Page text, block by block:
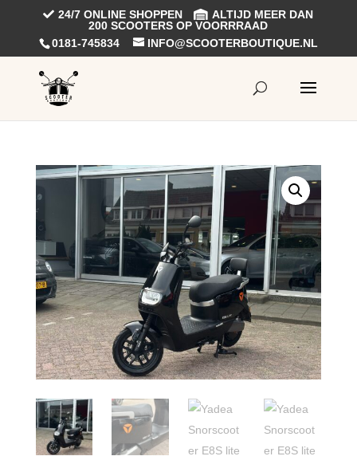
24/7 ONLINE SHOPPEN
ALTIJD MEER DAN
200 SCOOTERS OP VOORRRAAD
0181-745834
INFO@SCOOTERBOUTIQUE.NL